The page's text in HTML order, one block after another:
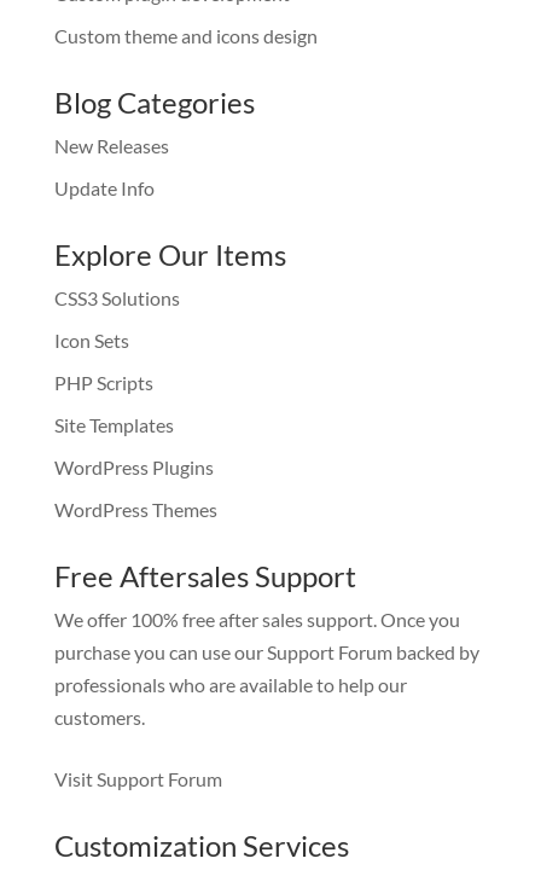
Custom theme and icons design
Blog Categories
New Releases
Update Info
Explore Our Items
CSS3 Solutions
Icon Sets
PHP Scripts
Site Templates
WordPress Plugins
WordPress Themes
Free Aftersales Support
We offer 100% free after sales support. Once you
purchase you can use ourSupport Forumbacked by
professionals who are available to help our
customers.
Visit Support Forum
Customization Services